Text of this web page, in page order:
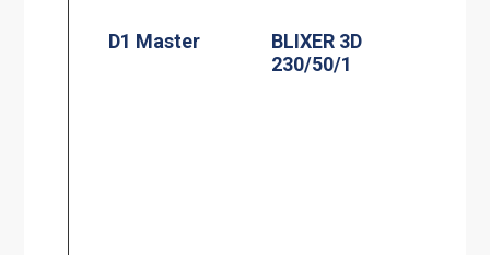
D1 Master
BLIXER 3D
230/50/1